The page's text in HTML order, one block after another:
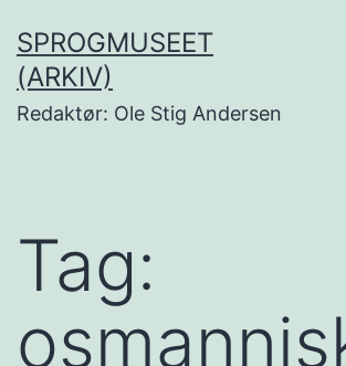
til
indhold
SPROGMUSEET
(ARKIV)
Redaktør: Ole Stig Andersen
Tag: